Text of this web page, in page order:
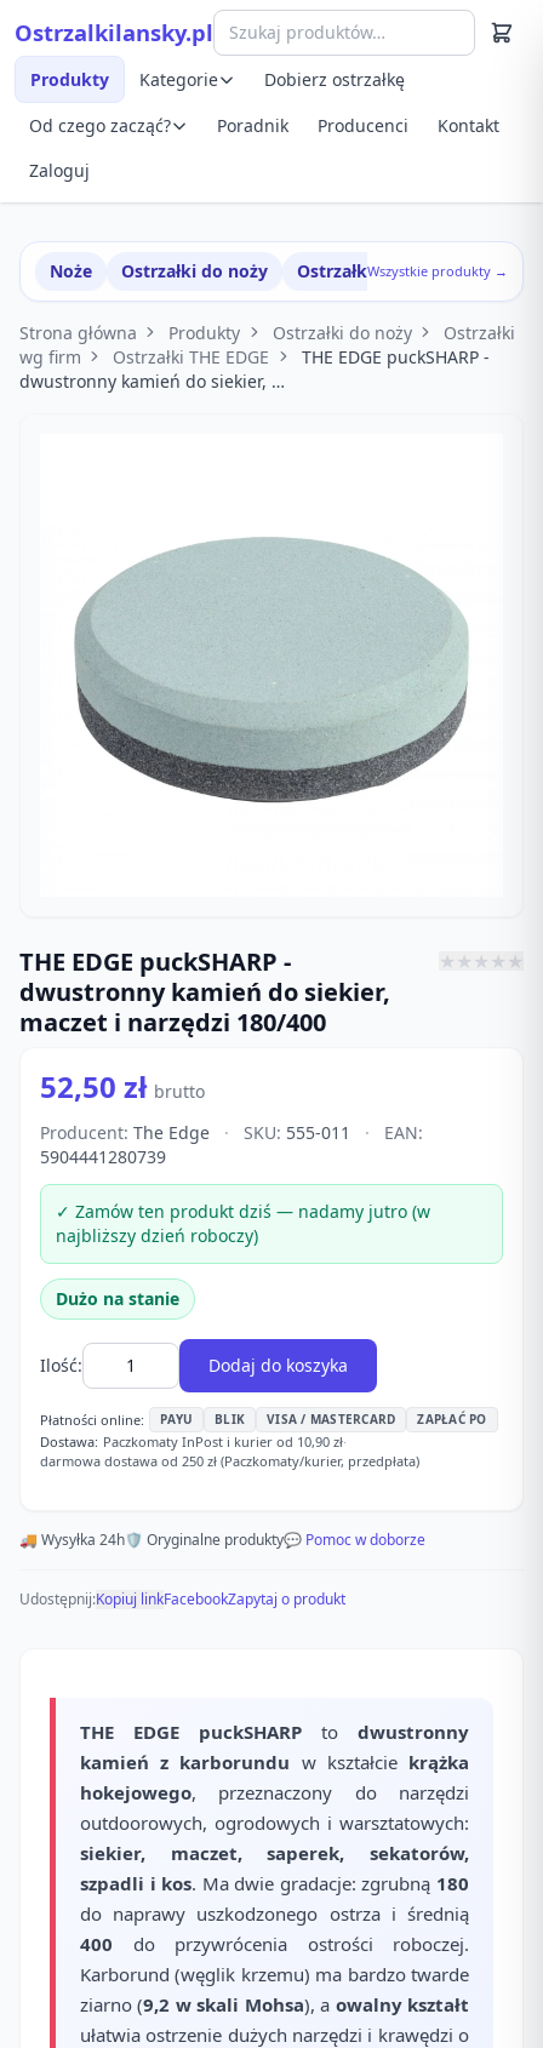
Ostrzalkilansky.pl
Produkty Kategorie
Dobierz ostrzałkę
Od czego zacząć?
Poradnik Producenci
Kontakt
Zaloguj
Noże Ostrzałki do noży Ostrzałki w zestawach
Wszystkie produkty →
Strona główna Produkty Ostrzałki do noży
Ostrzałki
wg firm
Ostrzałki THE EDGE
THE EDGE puckSHARP -
dwustronny kamień do siekier, …
THE EDGE puckSHARP -
dwustronny kamień do siekier,
maczet i narzędzi 180/400
★★★★★
52,50 zł brutto
Producent: The Edge · SKU: 555-011 ·
EAN:
5904441280739
✓ Zamów ten produkt dziś — nadamy jutro (w
najbliższy dzień roboczy)
Dużo na stanie
Ilość: Dodaj do koszyka
Płatności online: PAYU BLIK VISA / MASTERCARD ZAPŁAĆ PO
Dostawa: Paczkomaty InPost i kurier od 10,90 zł·
darmowa dostawa od 250 zł (Paczkomaty/kurier, przedpłata)
🚚 Wysyłka 24h🛡️ Oryginalne produkty💬 Pomoc w doborze
Udostępnij:Kopiuj linkFacebookZapytaj o produkt
THE EDGE puckSHARP to dwustronny
kamień z karborundu w kształcie krążka
hokejowego, przeznaczony do narzędzi
outdoorowych, ogrodowych i warsztatowych:
siekier, maczet, saperek, sekatorów,
szpadli i kos. Ma dwie gradacje: zgrubną 180
do naprawy uszkodzonego ostrza i średnią
400 do przywrócenia ostrości roboczej.
Karborund (węglik krzemu) ma bardzo twarde
ziarno (9,2 w skali Mohsa), a owalny kształt
ułatwia ostrzenie dużych narzędzi i krawędzi o
Szybki podgląd produktu